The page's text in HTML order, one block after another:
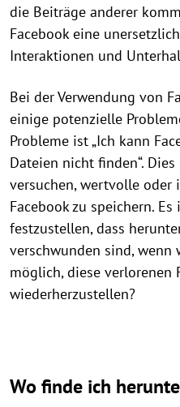
die Beiträge anderer
Facebook eine
Interaktionen und
Bei der Verwendung von
einige potenzielle
Probleme ist „Ich kann
Dateien nicht finden“.
versuchen, wertvolle oder
Facebook zu speichern.
festzustellen, dass
verschwunden sind, wenn
möglich, diese verlorenen
wiederherzustellen?
Wo finde ich